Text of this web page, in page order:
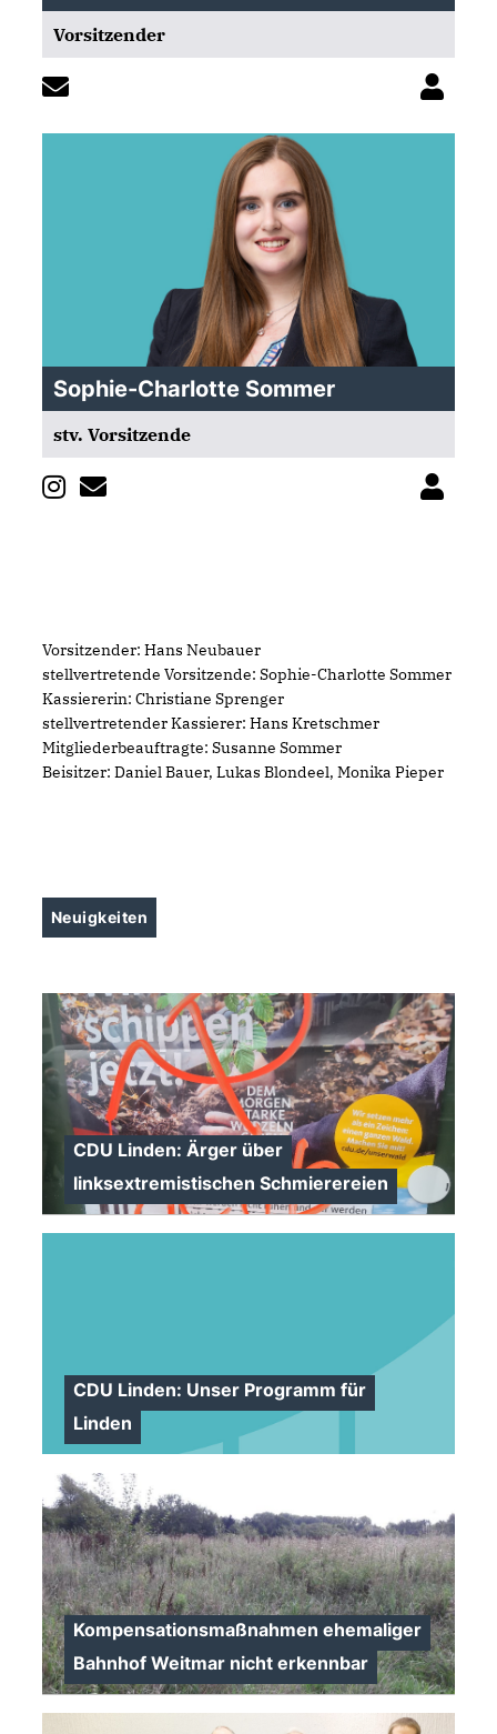
Vorsitzender
Sophie-Charlotte Sommer
stv. Vorsitzende
Vorsitzender: Hans Neubauer
stellvertretende Vorsitzende: Sophie-Charlotte Sommer
Kassiererin: Christiane Sprenger
stellvertretender Kassierer: Hans Kretschmer
Mitgliederbeauftragte: Susanne Sommer
Beisitzer: Daniel Bauer, Lukas Blondeel, Monika Pieper
Neuigkeiten
CDU Linden: Ärger über
linksextremistischen Schmierereien
>
CDU Linden: Unser Programm für
Linden
Kompensationsmaßnahmen ehemaliger
Bahnhof Weitmar nicht erkennbar
>